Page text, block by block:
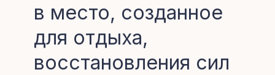
в место, созданное
для отдыха,
восстановления сил